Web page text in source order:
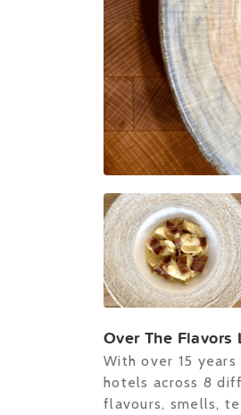
Over The Flavors
With over 15
hotels across 8
flavours, smells,